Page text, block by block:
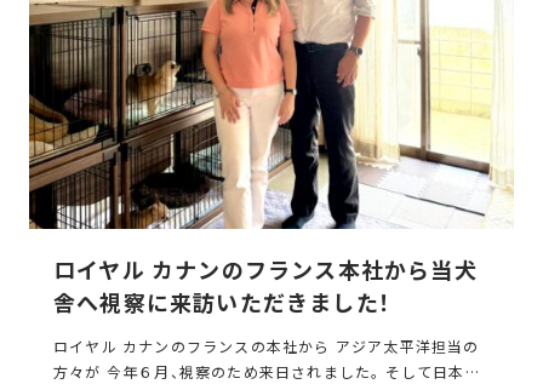
ロイヤル カナンのフランス本社から当犬
舎へ視察に来訪いただきました！
ロイヤル カナンのフランスの本社から アジア太平洋担当の
方々が 今年６月、視察のため来日されました。 そして日本支